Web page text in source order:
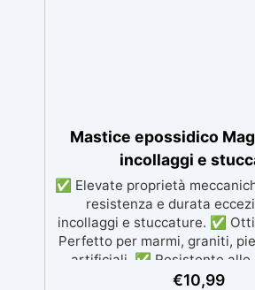
Mastice epossidico
incollaggi e
✅ Elevate proprietà
resistenza e durata
incollaggi e stuccature. ✅
Perfetto per marmi, graniti,
artificiali. ✅ Resistente alle
Inalterabile alle condizioni
€10,99